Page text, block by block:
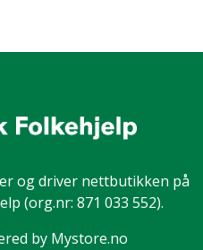
og driver nettbutikken på
(org.nr: 871 033 552).
by Mystore.no